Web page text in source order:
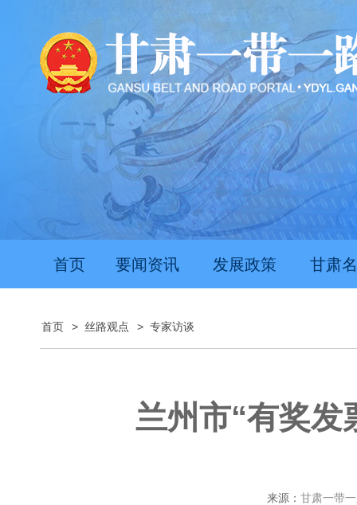
首页 要闻资讯 发展政策 甘肃
首页 > 丝路观点 > 专家访谈
兰州市“有奖发
来源： 甘肃一带